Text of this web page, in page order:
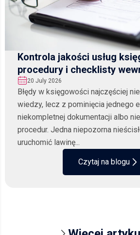
Kontrola jakości usług
procedury i checklisty
20 July 2026
Błędy w księgowości najczęściej
wiedzy, lecz z pominięcia jednego
niekompletnej dokumentacji albo
procedur. Jedna niepozorna
uruchomić lawinę...
Czytaj na blogu